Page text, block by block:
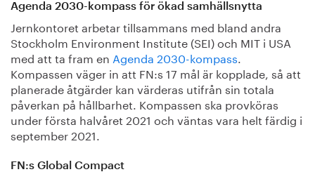
Agenda 2030-kompass för ökad samhällsnytta
Jernkontoret arbetar tillsammans med bland andra
Stockholm Environment Institute (SEI) och MIT i USA
med att ta fram en Agenda 2030-kompass.
Kompassen väger in att FN:s 17 mål är kopplade, så att
planerade åtgärder kan värderas utifrån sin totala
påverkan på hållbarhet. Kompassen ska provköras
under första halvåret 2021 och väntas vara helt färdig i
september 2021.
FN:s Global Compact